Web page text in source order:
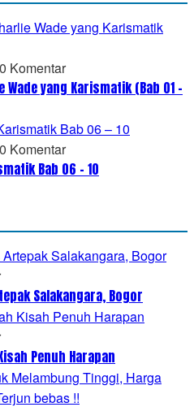
0 Komentar
Wade yang Karismatik (Bab 01 –
0 Komentar
Bab 06 – 10
Salakangara, Bogor
Penuh Harapan